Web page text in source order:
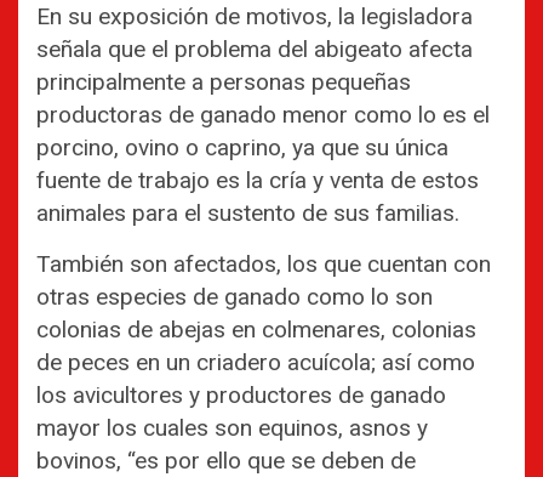
En su exposición de motivos, la legisladora
señala que el problema del abigeato afecta
principalmente a personas pequeñas
productoras de ganado menor como lo es el
porcino, ovino o caprino, ya que su única
fuente de trabajo es la cría y venta de estos
animales para el sustento de sus familias.
También son afectados, los que cuentan con
otras especies de ganado como lo son
colonias de abejas en colmenares, colonias
de peces en un criadero acuícola; así como
los avicultores y productores de ganado
mayor los cuales son equinos, asnos y
bovinos, “es por ello que se deben de